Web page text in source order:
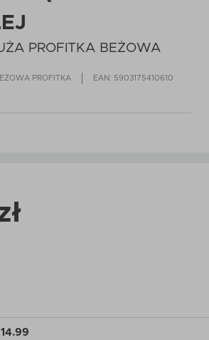
PROFITKA BEŻOWA
PROFITKA EAN: 5903175410610